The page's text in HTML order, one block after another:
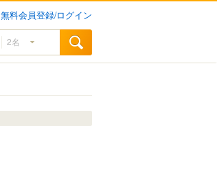
無料会員登録/ログイン